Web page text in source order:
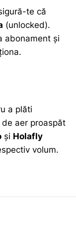
te că
(unlocked).
abonament și
a plăti
aer proaspăt
și Holafly
volum.